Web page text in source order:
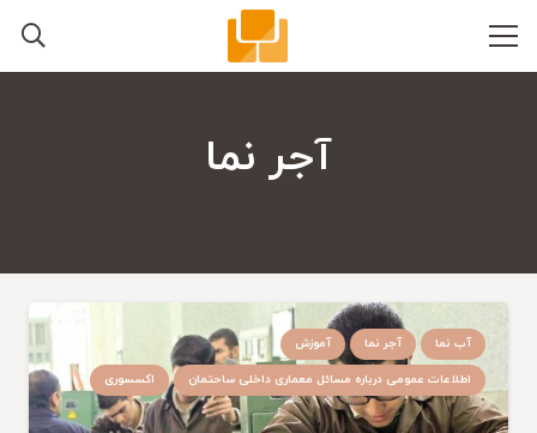
آجر نما
آب نما آجر نما
آموزش
اطلاعات عمومی درباره مسائل معماری داخلی ساحتمان
اکسسوری